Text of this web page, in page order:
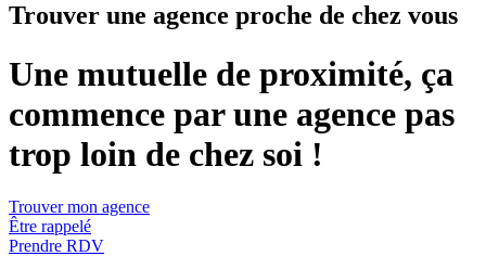
Trouver une agence proche de chez vous
Une mutuelle de proximité, ça
commence par une agence pas
trop loin de chez soi !
Trouver mon agence
Être rappelé
Prendre RDV